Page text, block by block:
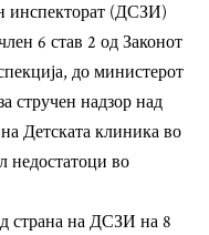
инспекторат (ДСЗИ)
6 став 2 од Законот
до министерот
стручен надзор над
Детската клиника во
недостатоци во
страна на ДСЗИ на 8